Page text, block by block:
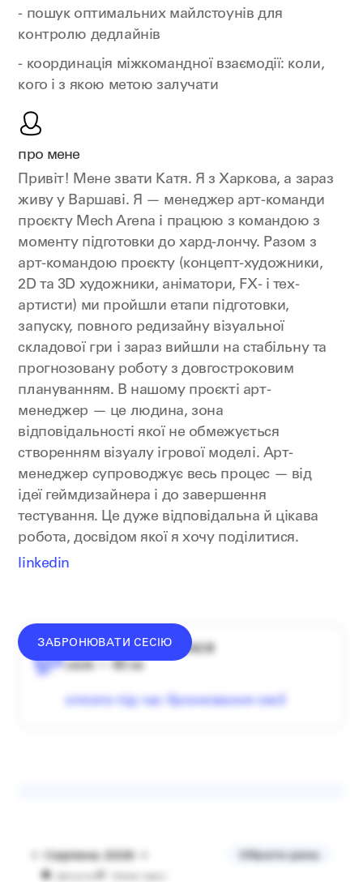
- пошук оптимальних майлстоунів для
контролю дедлайнів
- координація міжкомандної взаємодії: коли,
кого і з якою метою залучати
про мене
Привіт! Мене звати Катя. Я з Харкова, а зараз
живу у Варшаві. Я — менеджер арт-команди
проєкту Mech Arena і працюю з командою з
моменту підготовки до хард-лончу. Разом з
арт-командою проєкту (концепт-художники,
2D та 3D художники, аніматори, FX- і тех-
артисти) ми пройшли етапи підготовки,
запуску, повного редизайну візуальної
складової гри і зараз вийшли на стабільну та
прогнозовану роботу з довгостроковим
плануванням. В нашому проєкті арт-
менеджер — це людина, зона
відповідальності якої не обмежується
створенням візуалу ігрової моделі. Арт-
менеджер супроводжує весь процес — від
ідеї геймдизайнера і до завершення
тестування. Це дуже відповідальна й цікава
робота, досвідом якої я хочу поділитися.
linkedin
ЗАБРОНЮВАТИ СЕСІЮ
середній донат — 1340 ₴
сесія — 60 хв
оплата під час бронювання сесії